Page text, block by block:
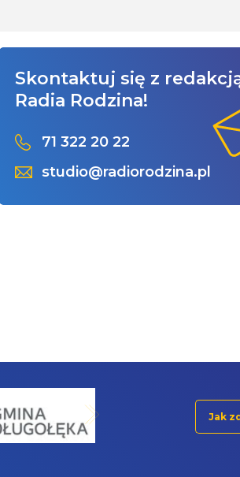
Skontaktuj się z
Radia Rodzina!
71 322 20 22
studio@radiorodzina.pl
Jak